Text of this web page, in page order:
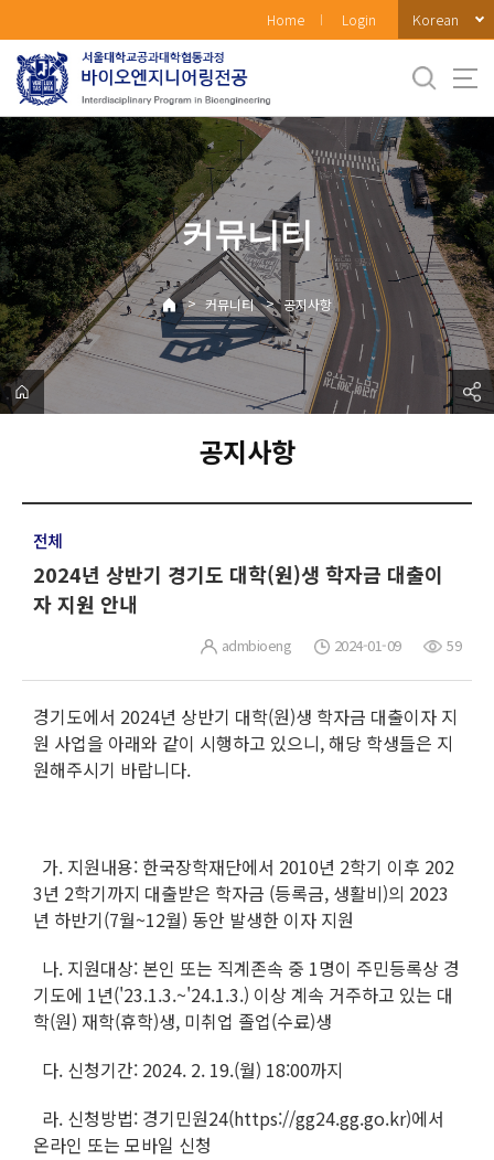
로
메
뉴
Home Login Korean
커뮤니티
> 커뮤니티 > 공지사항
공지사항
전체
2024년 상반기 경기도 대학(원)생 학자금 대출이
자 지원 안내
admbioeng 2024-01-09 59
경기도에서 2024년 상반기 대학(원)생 학자금 대출이자 지
원 사업을 아래와 같이 시행하고 있으니, 해당 학생들은 지
원해주시기 바랍니다.
가. 지원내용: 한국장학재단에서 2010년 2학기 이후 202
3년 2학기까지 대출받은 학자금 (등록금, 생활비)의 2023
년 하반기(7월~12월) 동안 발생한 이자 지원
나. 지원대상: 본인 또는 직계존속 중 1명이 주민등록상 경
기도에 1년('23.1.3.~'24.1.3.) 이상 계속 거주하고 있는 대
학(원) 재학(휴학)생, 미취업 졸업(수료)생
다. 신청기간: 2024. 2. 19.(월) 18:00까지
라. 신청방법: 경기민원24(https://gg24.gg.go.kr)에서
온라인 또는 모바일 신청